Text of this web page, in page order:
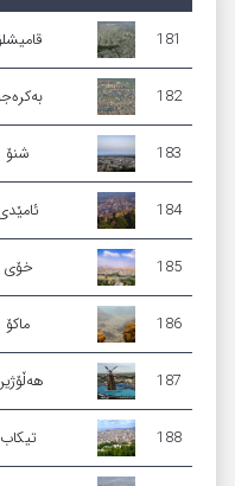
181
182
183 شنۆ
184
185 خۆی‌
186 ماکۆ
187
188 تیکاب